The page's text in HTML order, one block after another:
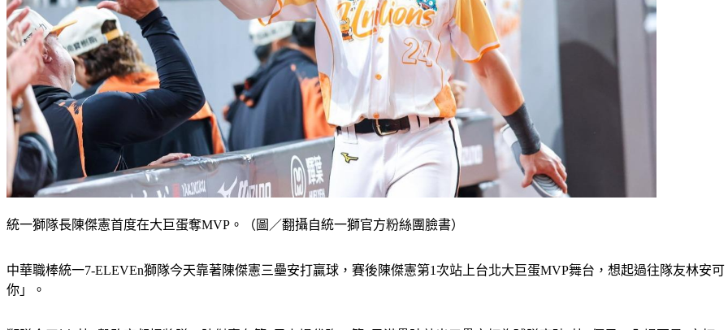
統一獅隊長陳傑憲首度在大巨蛋奪MVP。（圖／翻攝自統一獅官方粉絲團臉書）
中華職棒統一7-ELEVEn獅隊今天靠著陳傑憲三壘安打贏球，賽後陳傑憲第1次站上台北大巨蛋MVP舞台，想起過往隊友林安
你」。